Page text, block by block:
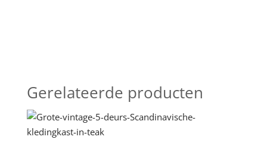
Gerelateerde producten